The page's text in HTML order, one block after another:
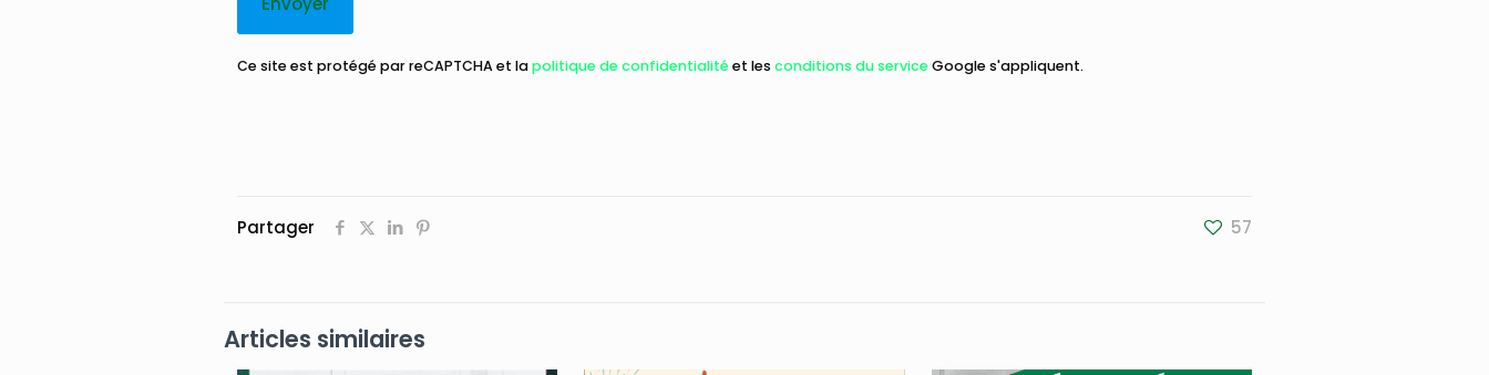
Ce site est protégé par reCAPTCHA et lapolitique de confidentialitéet les conditions du serviceGoogle s'appliquent.
Partager 57
Articles similaires